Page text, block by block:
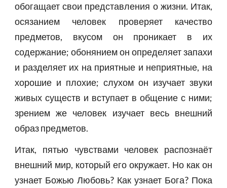
обогащает свои представления о жизни. Итак,
осязанием человек проверяет качество
предметов, вкусом он проникает в их
содержание; обонянием он определяет запахи
и разделяет их на приятные и неприятные, на
хорошие и плохие; слухом он изучает звуки
живых существ и вступает в общение с ними;
зрением же человек изучает весь внешний
образ предметов.
Итак, пятью чувствами человек распознаёт
внешний мир, который его окружает. Но как он
узнает Божью Любовь? Как узнает Бога? Пока